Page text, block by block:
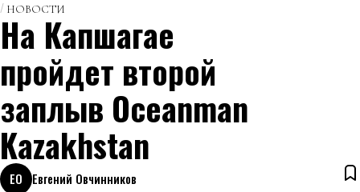
НОВОСТИ
На Капшагае
пройдет второй
заплыв Oceanman
Kazakhstan
ЕО
Евгений Овчинников